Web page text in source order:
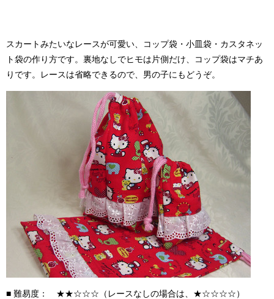
スカートみたいなレースが可愛い、コップ袋・小皿袋・カスタネッ
ト袋の作り方です。裏地なしでヒモは片側だけ、コップ袋はマチあ
りです。レースは省略できるので、男の子にもどうぞ。
■ 難易度： ★★☆☆☆（レースなしの場合は、★☆☆☆☆）